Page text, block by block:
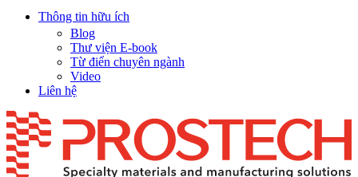
Thông tin hữu ích
Blog
Thư viện E-book
Từ điển chuyên ngành
Video
Liên hệ
Skip
to
content